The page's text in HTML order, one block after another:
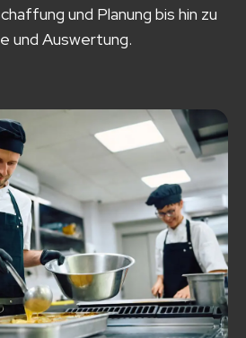
und Planung bis hin zu
und Auswertung.